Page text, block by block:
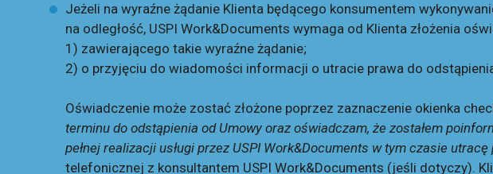
Jeżeli na wyraźne żądanie Klienta będącego konsumentem
na odległość, USPI Work&Documents wymaga od Klienta złożenia
1) zawierającego takie wyraźne żądanie;
2) o przyjęciu do wiadomości informacji o utracie prawa do
Oświadczenie może zostać złożone poprzez zaznaczenie okienka
terminu do odstąpienia od Umowy oraz oświadczam, że zostałem
pełnej realizacji usługi przez USPI Work&Documents w tym czasie
telefonicznej z konsultantem USPI Work&Documents (jeśli dotyczy).